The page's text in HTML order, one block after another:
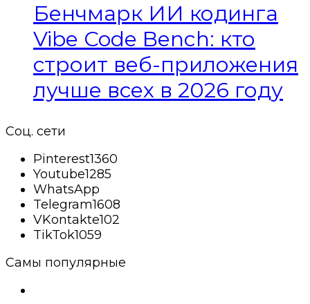
Бенчмарк ИИ кодинга
Vibe Code Bench: кто
строит веб-приложения
лучше всех в 2026 году
Соц. сети
Pinterest1360
Youtube1285
WhatsApp
Telegram1608
VKontakte102
TikTok1059
Самы популярные